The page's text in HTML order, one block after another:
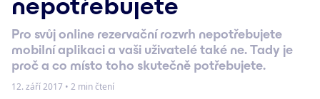
Pro svůj online rezervační rozvrh nepotřebujete
mobilní aplikaci a vaši uživatelé také ne. Tady je
proč a co místo toho skutečně potřebujete.
12. září 2017 • 2 min čtení